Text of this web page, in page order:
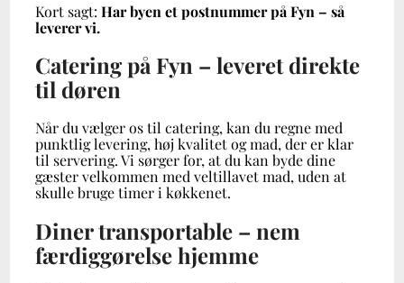
Kort sagt:Har byen et postnummer på Fyn – så
leverer vi.
Catering på Fyn – leveret direkte
til døren
Når du vælger os til catering, kan du regne med
punktlig levering, høj kvalitet og mad, der er klar
til servering. Vi sørger for, at du kan byde dine
gæster velkommen med veltillavet mad, uden at
skulle bruge timer i køkkenet.
Diner transportable – nem
færdiggørelse hjemme